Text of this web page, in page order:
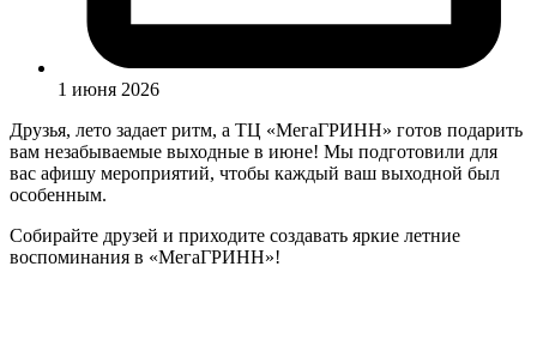
1 июня 2026
Друзья, лето задает ритм, а ТЦ «МегаГРИНН» готов подарить
вам незабываемые выходные в июне! Мы подготовили для
вас афишу мероприятий, чтобы каждый ваш выходной был
особенным.
Собирайте друзей и приходите создавать яркие летние
воспоминания в «МегаГРИНН»!